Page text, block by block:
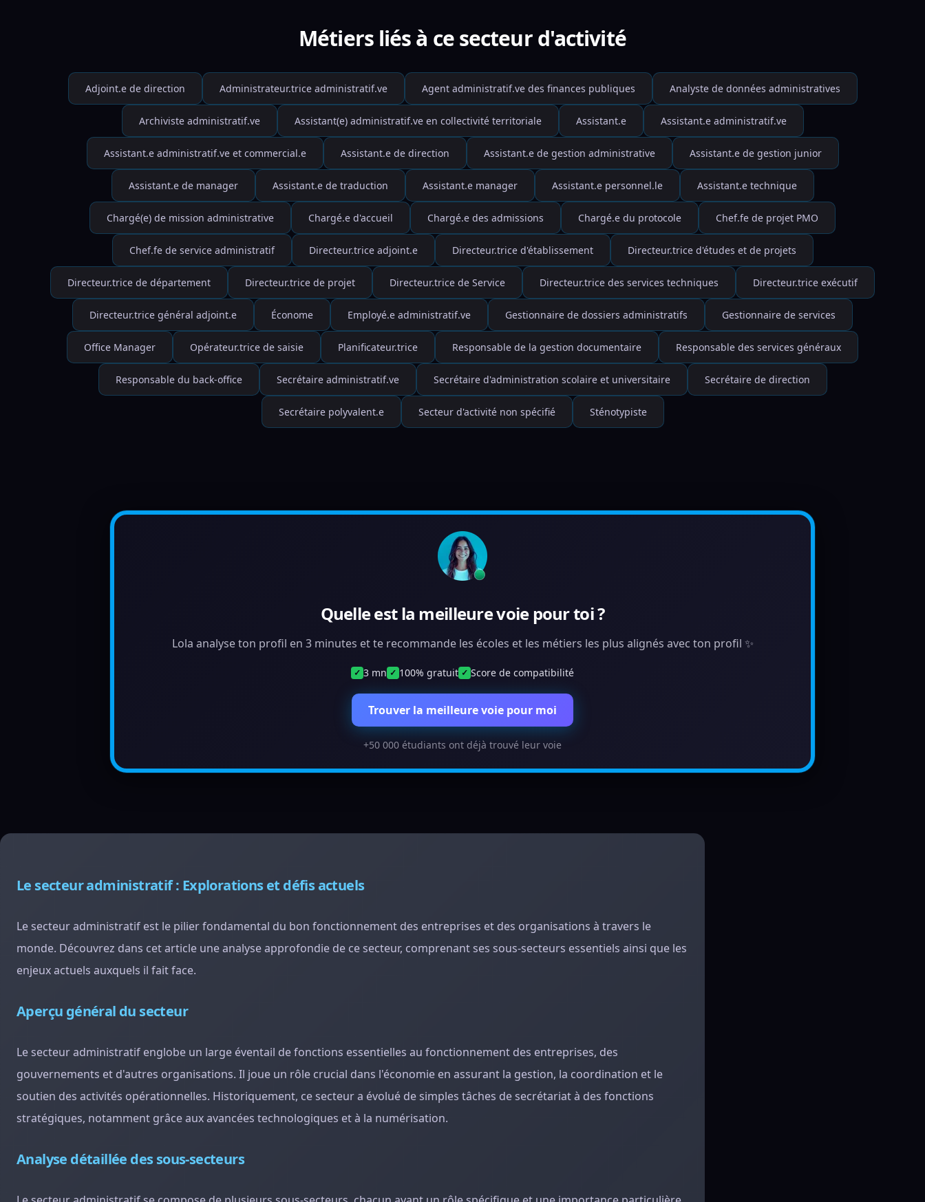
Métiers liés à ce secteur d'activité
Adjoint.e de direction Administrateur.trice administratif.ve Agent administratif.ve des finances publiques Analyste de données administratives
Archiviste administratif.ve Assistant(e) administratif.ve en collectivité territoriale Assistant.e Assistant.e administratif.ve
Assistant.e administratif.ve et commercial.e Assistant.e de direction Assistant.e de gestion administrative Assistant.e de gestion junior
Assistant.e de manager Assistant.e de traduction Assistant.e manager Assistant.e personnel.le Assistant.e technique
Chargé(e) de mission administrative Chargé.e d'accueil Chargé.e des admissions Chargé.e du protocole Chef.fe de projet PMO
Chef.fe de service administratif Directeur.trice adjoint.e Directeur.trice d'établissement Directeur.trice d'études et de projets
Directeur.trice de département Directeur.trice de projet Directeur.trice de Service Directeur.trice des services techniques Directeur.trice exécutif
Directeur.trice général adjoint.e Économe Employé.e administratif.ve Gestionnaire de dossiers administratifs Gestionnaire de services
Office Manager Opérateur.trice de saisie Planificateur.trice Responsable de la gestion documentaire Responsable des services généraux
Responsable du back-office Secrétaire administratif.ve Secrétaire d'administration scolaire et universitaire Secrétaire de direction
Secrétaire polyvalent.e Secteur d'activité non spécifié Sténotypiste
Quelle est la meilleure voie pour toi ?
Lola analyse ton profil en 3 minutes et te recommande les écoles et les métiers les plus alignés avec ton profil ✨
✓ 3 mn ✓ 100% gratuit ✓ Score de compatibilité
Trouver la meilleure voie pour moi
+50 000 étudiants ont déjà trouvé leur voie
Le secteur administratif : Explorations et défis actuels
Le secteur administratif est le pilier fondamental du bon fonctionnement des entreprises et des organisations à travers le
monde. Découvrez dans cet article une analyse approfondie de ce secteur, comprenant ses sous-secteurs essentiels ainsi que les
enjeux actuels auxquels il fait face.
Aperçu général du secteur
Le secteur administratif englobe un large éventail de fonctions essentielles au fonctionnement des entreprises, des
gouvernements et d'autres organisations. Il joue un rôle crucial dans l'économie en assurant la gestion, la coordination et le
soutien des activités opérationnelles. Historiquement, ce secteur a évolué de simples tâches de secrétariat à des fonctions
stratégiques, notamment grâce aux avancées technologiques et à la numérisation.
Analyse détaillée des sous-secteurs